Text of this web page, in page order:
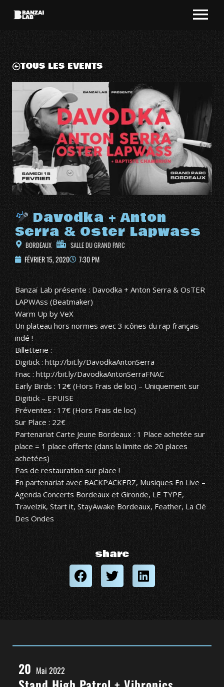
TOUS LES EVENTS
Davodka + Anton
Serra & Oster Lapwass
BORDEAUX SALLE DU GRAND PARC
FÉVRIER 15, 2020 7:30 PM
Banzaï Lab présente : Davodka + Anton Serra & OsTER
LAPWAss (Beatmaker)
Warm Up by VeX
Un plateau hors normes avec 3 icônes du rap français
indé !
Billetterie :
Digitick : http://bit.ly/DavodkaAntonSerra
Fnac : http://bit.ly/DavodkaAntonSerraFNAC
Early Birds : 12€ (Hors Frais de loc) – Uniquement sur
Digitick – EPUISE
Préventes : 17€ (Hors Frais de loc)
Sur Place : 22€
PartenariatCarte Jeune Bordeaux : 1 Place achetée sur
place = 1 place offerte (dans la limite de 20 places
achetées)
Pas de restauration sur place !
En partenariat avec BACKPACKERZ, Musiques En Live –
Agenda Concerts Bordeaux et Gironde, LE TYPE,
Travelzik, Start it, StayAwake Bordeaux, Feather, La Clé
Des Ondes
share
20 Mai 2022